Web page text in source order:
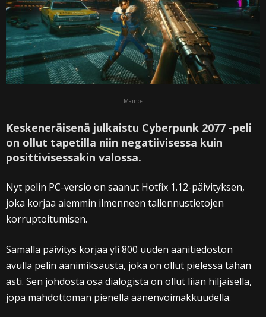
Mainos
Keskeneräisenä julkaistu Cyberpunk 2077 -peli
on ollut tapetilla niin negatiivisessa kuin
posittivisessakin valossa.
Nyt pelin PC-versio on saanut Hotfix 1.12-päivityksen,
joka korjaa aiemmin ilmenneen tallennustietojen
korruptoitumisen.
Samalla päivitys korjaa yli 800 uuden äänitiedoston
avulla pelin äänimiksausta, joka on ollut pielessä tähän
asti. Sen johdosta osa dialogista on ollut liian hiljaisella,
jopa mahdottoman pienellä äänenvoimakkuudella.